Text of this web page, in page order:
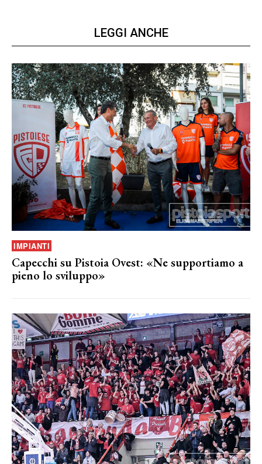
LEGGI ANCHE
IMPIANTI
Capecchi su Pistoia Ovest: «Ne supportiamo a
pieno lo sviluppo»